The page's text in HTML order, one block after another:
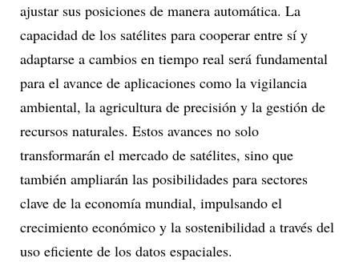
ajustar sus posiciones de manera automática. La
capacidad de los satélites para cooperar entre sí y
adaptarse a cambios en tiempo real será fundamental
para el avance de aplicaciones como la vigilancia
ambiental, la agricultura de precisión y la gestión de
recursos naturales. Estos avances no solo
transformarán el mercado de satélites, sino que
también ampliarán las posibilidades para sectores
clave de la economía mundial, impulsando el
crecimiento económico y la sostenibilidad a través del
uso eficiente de los datos espaciales.